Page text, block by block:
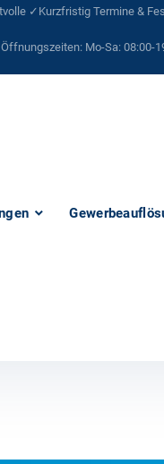
✓Kurzfristig Termine &
Öffnungszeiten: Mo-Sa: 08:00-